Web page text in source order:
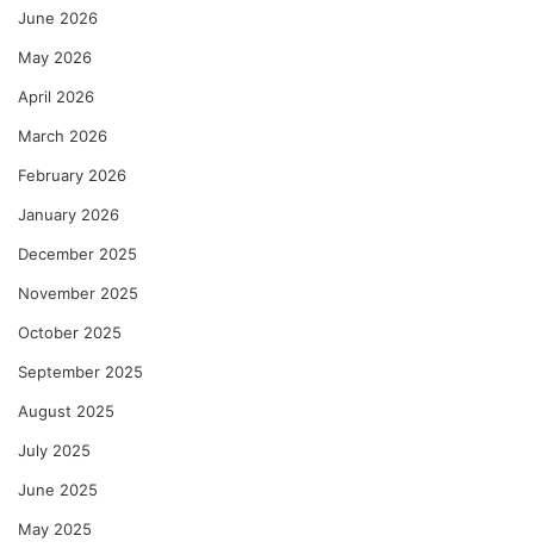
June 2026
May 2026
April 2026
March 2026
February 2026
January 2026
December 2025
November 2025
October 2025
September 2025
August 2025
July 2025
June 2025
May 2025